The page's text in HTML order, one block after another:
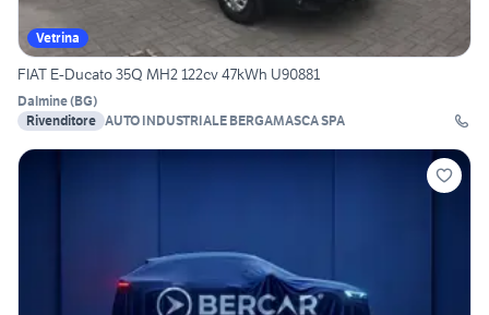
Vetrina
FIAT E-Ducato 35Q MH2 122cv 47kWh U90881
Dalmine(BG)
Rivenditore AUTO INDUSTRIALE BERGAMASCA SPA